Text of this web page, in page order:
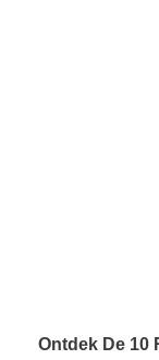
Ontdek De 10